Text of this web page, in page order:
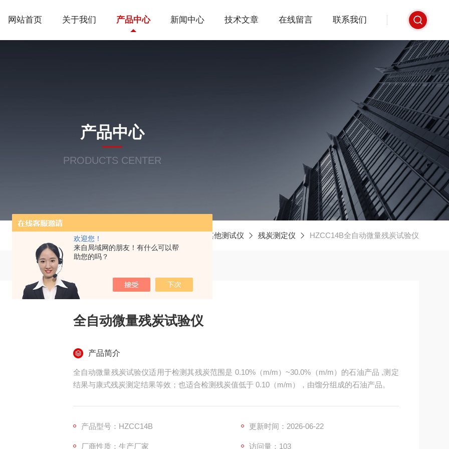
欢迎您！
来自局域网的朋友！有什么可以帮
助您的吗？
网站首页 关于我们 产品中心 新闻中心 技术文章 在线留言 联系我们
产品中心
PRODUCTS CENTER
当前位置： 其他测试仪 残炭测定仪 HZCC14B全自动微量残炭试验仪
全自动微量残炭试验仪
产品简介
全自动微量残炭试验仪适用于检测其残炭范围是 0.10%（m/m）~30.0%（m/m）的石油产品 ,测定
结果与康式残炭测定结果等效；也适合检测残炭值低于 0.10（m/m），由馏分组成的石油产品。
产品型号：HZCC14B 更新时间：2026-06-22
厂商性质：生产厂家 访问量：103